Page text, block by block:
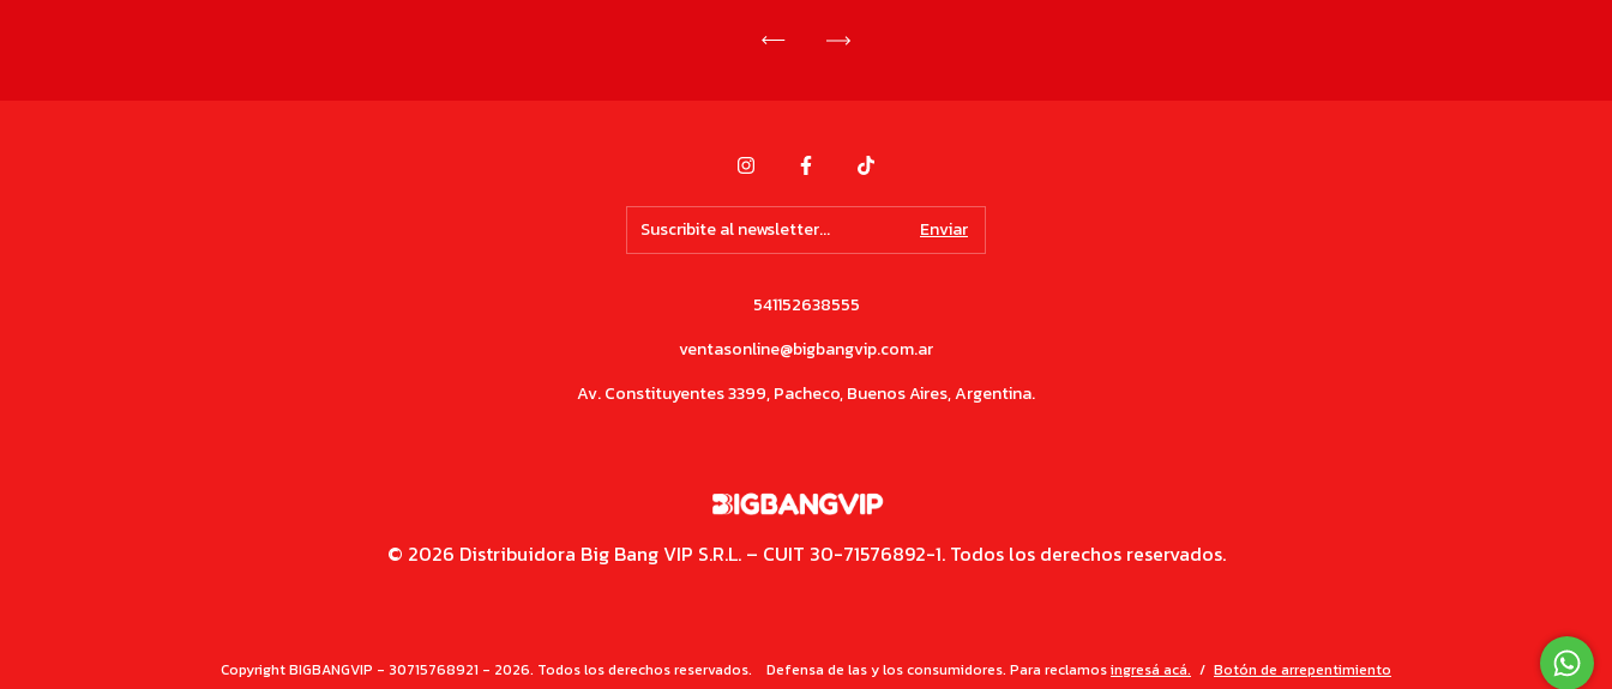
541152638555
ventasonline@bigbangvip.com.ar
Av. Constituyentes 3399, Pacheco, Buenos Aires, Argentina.
© 2026 Distribuidora Big Bang VIP S.R.L. – CUIT 30-71576892-1. Todos los derechos reservados.
Copyright BIGBANGVIP - 30715768921 - 2026. Todos los derechos reservados. Defensa de las y los consumidores. Para reclamosingresá acá. / Botón de arrepentimiento